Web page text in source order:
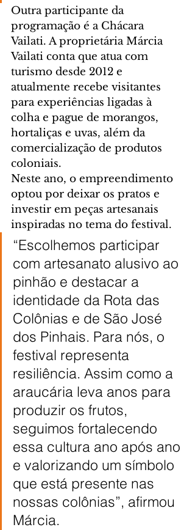
Outra participante da
programação é a Chácara
Vailati. A proprietária Márcia
Vailati conta que atua com
turismo desde 2012 e
atualmente recebe visitantes
para experiências ligadas à
colha e pague de morangos,
hortaliças e uvas, além da
comercialização de produtos
coloniais.
Neste ano, o empreendimento
optou por deixar os pratos e
investir em peças artesanais
inspiradas no tema do festival.
“Escolhemos participar
com artesanato alusivo ao
pinhão e destacar a
identidade da Rota das
Colônias e de São José
dos Pinhais. Para nós, o
festival representa
resiliência. Assim como a
araucária leva anos para
produzir os frutos,
seguimos fortalecendo
essa cultura ano após ano
e valorizando um símbolo
que está presente nas
nossas colônias”, afirmou
Márcia.